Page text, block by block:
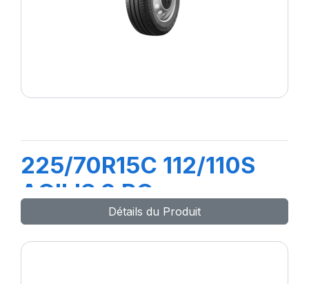
225/70R15C 112/110S
AGILIS 3 RC
Détails du Produit